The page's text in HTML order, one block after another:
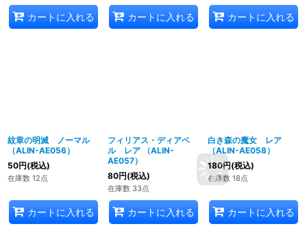
カートに入れる カートに入れる カートに入れる
紋章の明滅 ノーマル
（ALIN-AE056）
50円(税込)
在庫数 12点
カートに入れる
フィリアス・ディアベ
ル レア （ALIN-
AE057）
80円(税込)
在庫数 33点
カートに入れる
白き森の魔女 レア
（ALIN-AE058）
180円(税込)
在庫数 18点
カートに入れる